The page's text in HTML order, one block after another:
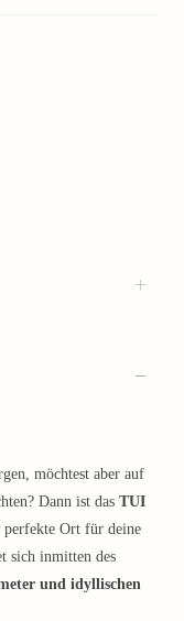
möchtest aber auf
Dann ist das TUI
perfekte Ort für deine
sich inmitten des
und idyllischen